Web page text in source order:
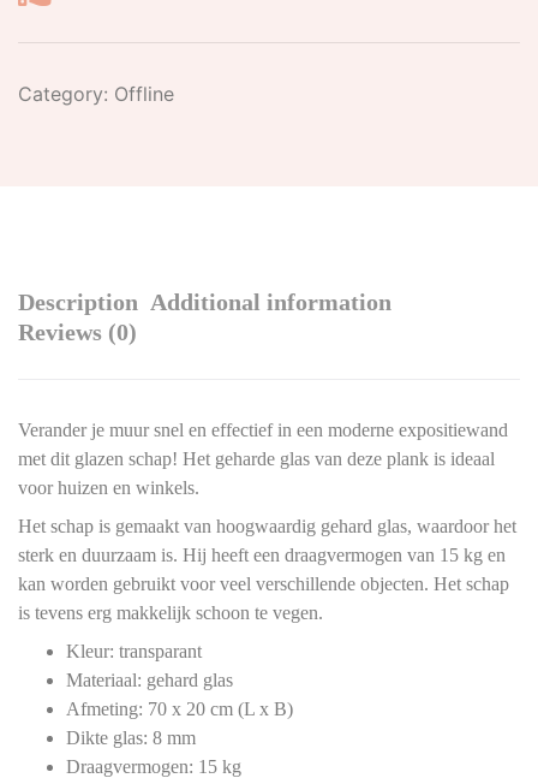
Category: Offline
Description Additional information
Reviews (0)
Verander je muur snel en effectief in een moderne expositiewand
met dit glazen schap! Het geharde glas van deze plank is ideaal
voor huizen en winkels.
Het schap is gemaakt van hoogwaardig gehard glas, waardoor het
sterk en duurzaam is. Hij heeft een draagvermogen van 15 kg en
kan worden gebruikt voor veel verschillende objecten. Het schap
is tevens erg makkelijk schoon te vegen.
Kleur: transparant
Materiaal: gehard glas
Afmeting: 70 x 20 cm (L x B)
Dikte glas: 8 mm
Draagvermogen: 15 kg